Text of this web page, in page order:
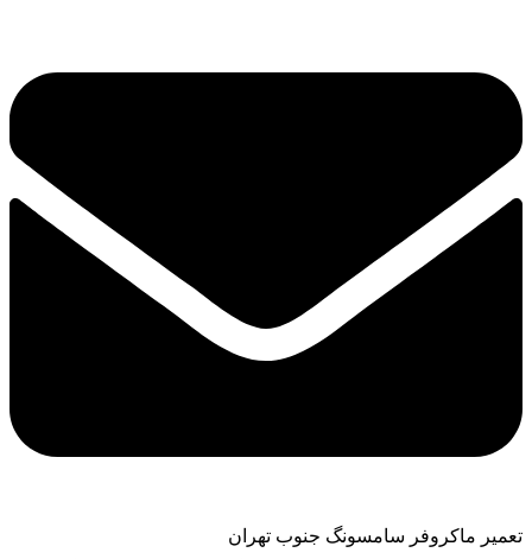
تعمیر ماکروفر سامسونگ جنوب تهران